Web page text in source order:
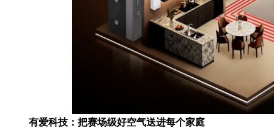
有爱科技：把赛场级好空气送进每个家庭